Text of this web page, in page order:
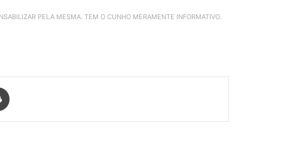
PELA MESMA. TEM O CUNHO MERAMENTE INFORMATIVO.